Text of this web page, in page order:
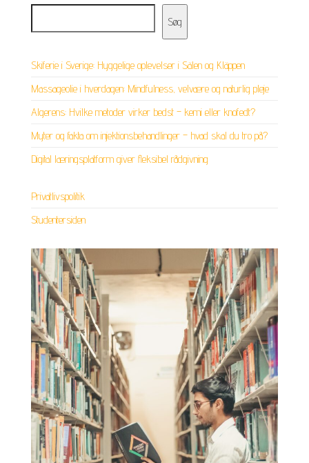
Søg
Skiferie i Sverige: Hyggelige oplevelser i Sälen og Kläppen
Massageolie i hverdagen: Mindfulness, velvære og naturlig pleje
Algerens: Hvilke metoder virker bedst – kemi eller knofedt?
Myter og fakta om injektionsbehandlinger – hvad skal du tro på?
Digital læringsplatform giver fleksibel rådgivning
Privatlivspolitik
Studentersiden